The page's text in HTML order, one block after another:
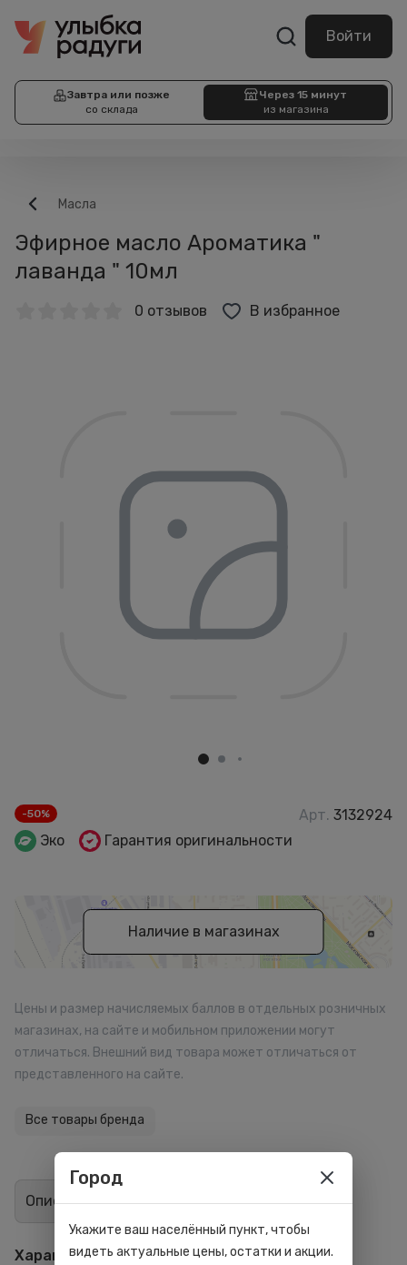
Войти
Завтра или позже
со склада
Через 15 минут
из магазина
Масла
Эфирное масло Ароматика "
лаванда " 10мл
0 отзывов В избранное
-50% Арт. 3132924
Эко
Гарантия оригинальности
Наличие в магазинах
Цены и размер начисляемых баллов в отдельных розничных
магазинах, на сайте и мобильном приложении могут
отличаться. Внешний вид товара может отличаться от
представленного на сайте.
Все товары бренда
Описание Отзывы 0
Характеристики
Город
Укажите ваш населённый пункт, чтобы
видеть актуальные цены, остатки и акции.